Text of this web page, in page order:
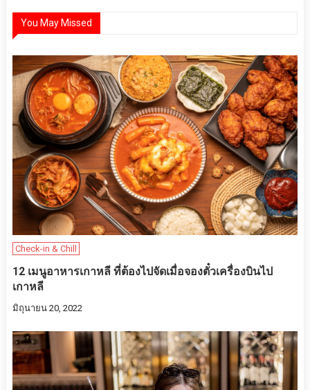
You May Missed
Check-in & Chill
12 เมนูอาหารเกาหลี ที่ต้องไปจัดเมื่อจองตั๋วเครื่องบินไป
เกาหลี
มิถุนายน 20, 2022